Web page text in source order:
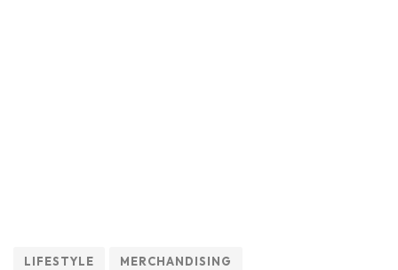
LIFESTYLE MERCHANDISING